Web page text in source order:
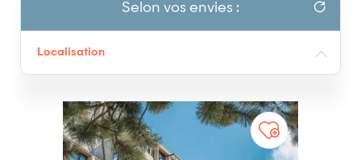
Selon vos envies :
Localisation